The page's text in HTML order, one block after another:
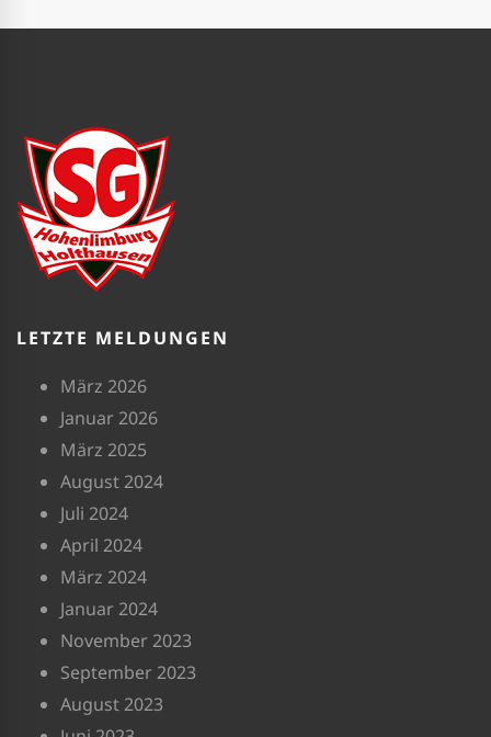
LETZTE MELDUNGEN
März 2026
Januar 2026
März 2025
August 2024
Juli 2024
April 2024
März 2024
Januar 2024
November 2023
September 2023
August 2023